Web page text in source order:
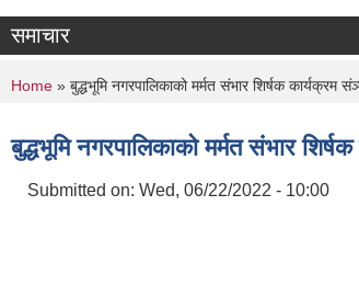
समाचार
You are here
Home » बुद्धभूमि नगरपालिकाको मर्मत संभार शिर्षक कार्यक्रम
बुद्धभूमि नगरपालिकाको मर्मत संभार
Submitted on: Wed, 06/22/2022 - 10:00